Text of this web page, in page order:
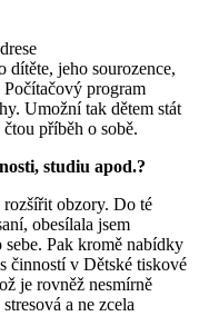
jeho sourozence,
program
Umožní tak dětem stát
příběh o sobě.
studiu apod.?
obzory. Do té
obesílala jsem
sebe. Pak kromě nabídky
činností v Dětské tiskové
je rovněž nesmírně
a ne zcela